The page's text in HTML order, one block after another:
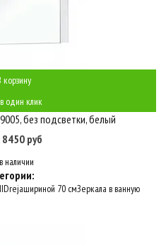
один клик
без подсветки, белый
руб
наличии
Drejaшириной 70 смЗеркала в ванную